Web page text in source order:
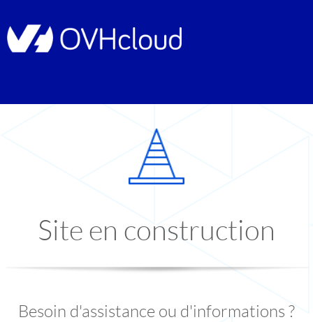
Site en construction
Besoin d'assistance ou d'informations ?